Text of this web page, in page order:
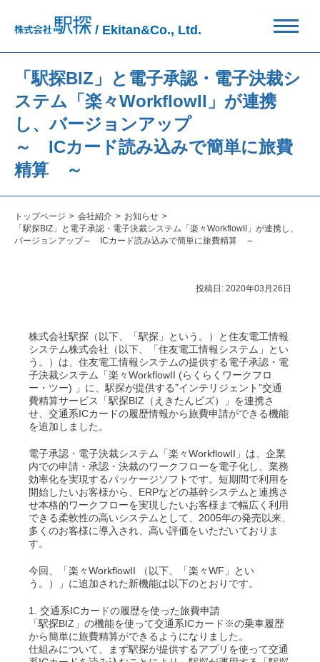
/ Ekitan&Co., Ltd.
「駅探BIZ」と電子承認・電子決裁シ
ステム「楽々WorkflowII」が連携
し、バージョンアップ
～ ICカード読み込みで簡単に旅費
精算 ～
トップページ 会社紹介
お知らせ
「駅探BIZ」と電子承認・電子決裁システム「楽々WorkflowII」が連携し、
バージョンアップ～ ICカード読み込みで簡単に旅費精算 ～
投稿日: 2020年03月26日
株式会社駅探（以下、「駅探」という。）と住友電工情報
システム株式会社（以下、「住友電工情報システム」とい
う。）は、住友電工情報システムの提供する電子承認・電
子決裁システム「楽々WorkflowII (らくらくワークフロ
ー・ツー) 」に、駅探が提供する”インテリジェント”交通
費精算サービス「駅探BIZ（えきたんビズ）」を連携さ
せ、交通系ICカードの履歴情報から旅費申請ができる機能
を追加しました。
電子承認・電子決裁システム「楽々WorkflowII」は、企業
内での申請・承認・決裁のワークフローを電子化し、業務
効率化を実現するパッケージソフトです。短期間で利用を
開始したいお客様から、ERPなどの基幹システムと連携さ
せ本格的ワークフローを実現したいお客様まで幅広く利用
できる柔軟性の高いシステムとして、2005年の発売以来、
多くのお客様に導入され、高い評価をいただいておりま
す。
今回、「楽々WorkflowII （以下、「楽々WF」とい
う。）」に追加された新機能は以下のとおりです。
1. 交通系ICカードの履歴を使った旅費申請
「駅探BIZ」の機能を使って交通系ICカード※の乗車履歴
から簡単に旅費精算ができるようになりました。
仕組みについて、まず駅探が提供するアプリを使って交通